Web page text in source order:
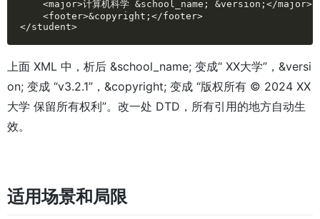
<major>计算机科学 &school_name; &version;</major>
<footer>&copyright;</footer>
</student>
上面 XML 中，析后 &school_name; 变成“ XX大学”，&versi
on; 变成 “v3.2.1”，&copyright; 变成 “版权所有 © 2024 XX
大学 保留所有权利”。改一处 DTD，所有引用的地方自动生
效。
适用场景和局限